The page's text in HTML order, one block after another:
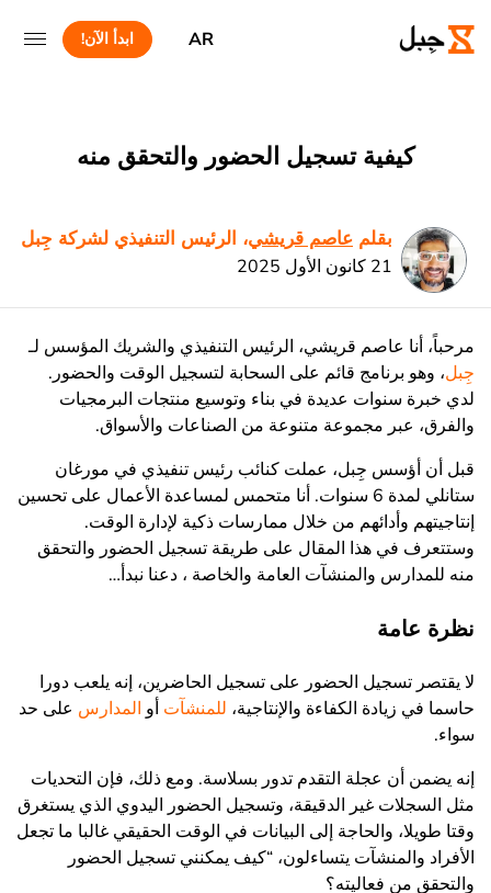
AR ابدأ الآن!
كيفية تسجيل الحضور والتحقق منه
بقلم عاصم قريشي، الرئيس التنفيذي لشركة جِبل
21 كانون الأول 2025
مرحباً، أنا عاصم قريشي، الرئيس التنفيذي والشريك المؤسس لـ
جِبل، وهو برنامج قائم على السحابة لتسجيل الوقت والحضور.
لدي خبرة سنوات عديدة في بناء وتوسيع منتجات البرمجيات
والفرق، عبر مجموعة متنوعة من الصناعات والأسواق.
قبل أن أؤسس جِبل، عملت كنائب رئيس تنفيذي في مورغان
ستانلي لمدة 6 سنوات. أنا متحمس لمساعدة الأعمال على تحسين
إنتاجيتهم وأدائهم من خلال ممارسات ذكية لإدارة الوقت.
وستتعرف في هذا المقال على طريقة تسجيل الحضور والتحقق
منه للمدارس والمنشآت العامة والخاصة ، دعنا نبدأ…
نظرة عامة
لا يقتصر تسجيل الحضور على تسجيل الحاضرين، إنه يلعب دورا
حاسما في زيادة الكفاءة والإنتاجية، للمنشآت أو المدارس على حد
سواء.
إنه يضمن أن عجلة التقدم تدور بسلاسة. ومع ذلك، فإن التحديات
مثل السجلات غير الدقيقة، وتسجيل الحضور اليدوي الذي يستغرق
وقتا طويلا، والحاجة إلى البيانات في الوقت الحقيقي غالبا ما تجعل
الأفراد والمنشآت يتساءلون، “كيف يمكنني تسجيل الحضور
والتحقق من فعاليته؟